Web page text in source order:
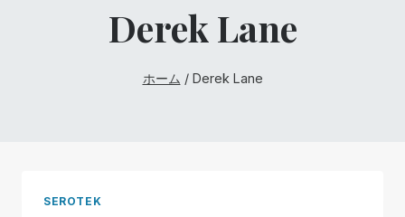
Derek Lane
ホーム / Derek Lane
SEROTEK